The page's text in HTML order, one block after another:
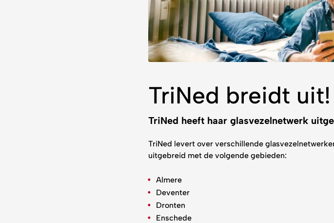
TriNed breidt uit!
TriNed heeft haar glasvezelnetwerk
TriNed levert over verschillende
uitgebreid met de volgende gebieden:
Almere
Deventer
Dronten
Enschede